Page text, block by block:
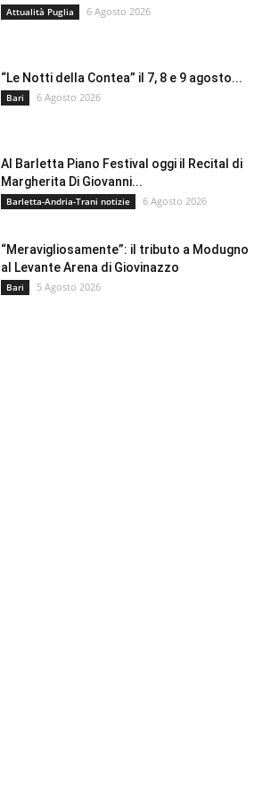
Attualità Puglia 6 Agosto 2026
“Le Notti della Contea” il 7, 8 e 9 agosto...
Bari 6 Agosto 2026
Al Barletta Piano Festival oggi il Recital di
Margherita Di Giovanni...
Barletta-Andria-Trani notizie 6 Agosto 2026
“Meravigliosamente”: il tributo a Modugno
al Levante Arena di Giovinazzo
Bari 5 Agosto 2026